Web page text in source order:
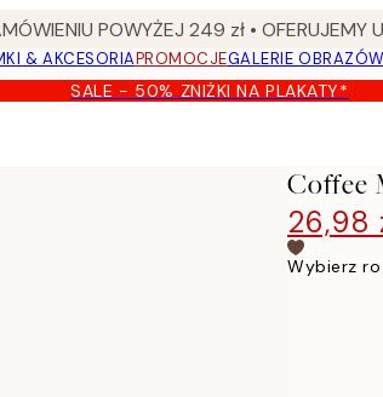
POWYŻEJ 249 zł •
& AKCESORIAPROMOCJEGALERIE OBRAZÓW
SALE - 50% ZNIŻKI NA PLAKATY*
Coffee
26,98
Wybierz